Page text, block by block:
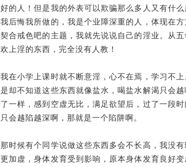
好的人！但是我的外表可以欺骗那么多人又有什么
我后悔我所做的，我是个业障深重的人，体现在
契合戒色吧的主题，我就先说说自己的淫业。从
欢上淫的东西，完全没有人教！
我在小学上课时就不断意淫，心不在焉，学习不
是却不知道这些东西就像盐水，喝盐水解渴只会
了一样，感到空虚无比，满足欲望后，过了一段
只会越陷越深啊，那就是一个陷阱啊。
那时候有个同学说做这些东西多会不长高，我没
更加虚，身体发育受到影响，原本身体发育良好变